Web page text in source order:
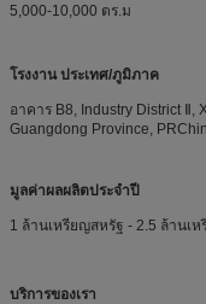
5,000-10,000 ตร.ม
โรงงาน ประเทศ/ภูมิภาค
อาคาร B8, Industry District Ⅱ,
Guangdong Province,
มูลค่าผลผลิตประจำปี
1 ล้านเหรียญสหรัฐ - 2.5 ล้านเ
บริการของเรา